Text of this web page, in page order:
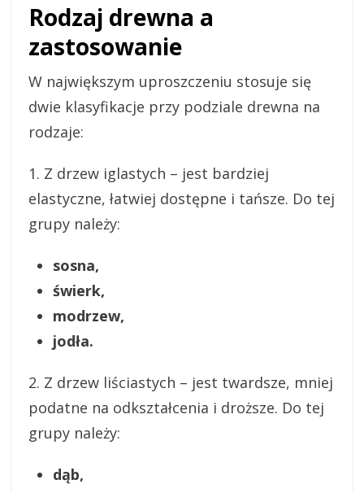
Rodzaj drewna a
zastosowanie
W największym uproszczeniu stosuje się
dwie klasyfikacje przy podziale drewna na
rodzaje:
1. Z drzew iglastych – jest bardziej
elastyczne, łatwiej dostępne i tańsze. Do tej
grupy należy:
sosna,
świerk,
modrzew,
jodła.
2. Z drzew liściastych – jest twardsze, mniej
podatne na odkształcenia i droższe. Do tej
grupy należy:
dąb,